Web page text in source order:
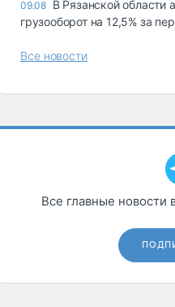
09.08 В Рязанской области
грузооборот на 12,5% за
Все новости
Все главные новости